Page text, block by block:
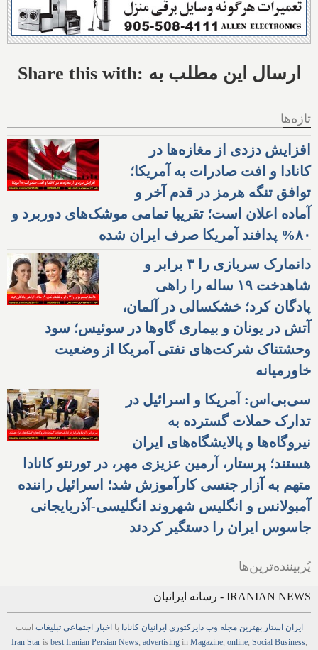
Share this with: ارسال این مطلب به
تازه‌ها
افزایش دزدی از مغازه‌ها در
کانادا و افت صادرات به آمریکا؛
توافق تنگه هرمز در قدم آخر و
آماده اعلان است؛ تقریبا تمامی موشک‌های دوربرد و
۸۰% پدافند آمریکا صرف ایران شده
دانمارک سربازی را ۳ برابر و
شاهدخت ۱۹ ساله را راهی
پادگان کرد؛ خشکسالی در آلمان،
آتش در یونان و بیماری گاوها در سوئیس؛ سود
وحشتناک شرکت‌های نفتی آمریکا از وضعیت
خاورمیانه
سی‌بی‌اس: آمریکا و اسرائیل در
تدارک حملات گسترده به
نیروگاه‌ها و پالایشگاه‌های ایران
هستند؛ پرستار، آرمین عزیزی مهر، در تورنتو کانادا
متهم به آزار جنسی کارآموزش شد؛ اسرائیل راننده
آمبولانس و انگلیس شهروند انگلیسی-آذربایجانی
جاسوس ایران را دستگیر کردند
پُربیننده‌ترین‌ها
IRANIAN NEWS - رسانه ایرانیان
ایران استار بهترین مجله وب دایرکتوری ایرانیان کانادا با اخبار اجتماعی تبلیغات است
Iran Staris best Iranian Persian News, advertisingin Magazine, online, Social Business,